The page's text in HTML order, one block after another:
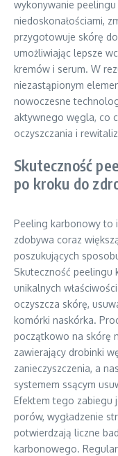
wykonywanie
niedoskonałościami,
przygotowuje skórę
umożliwiając lepsze
kremów i serum. W
niezastąpionym
nowoczesne
aktywnego węgla, co
oczyszczania i
Skuteczność
po kroku do
Peeling karbonowy to
zdobywa coraz
poszukujących
Skuteczność
unikalnych
oczyszcza skórę,
komórki naskórka.
początkowo na skórę
zawierający drobinki
zanieczyszczenia, a
systemem ssącym
Efektem tego zabiegu
porów, wygładzenie
potwierdzają liczne
karbonowego.